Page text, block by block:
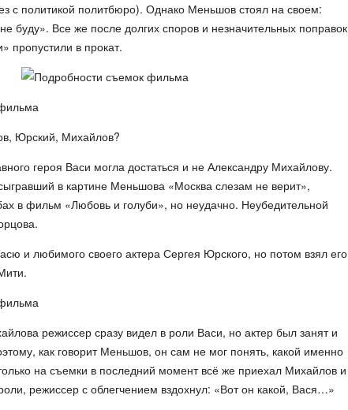
с политикой политбюро). Однако Меньшов стоял на своем:
буду». Все же после долгих споров и незначительных поправок
пропустили в прокат.
Юрский, Михайлов?
героя Васи могла достаться и не Александру Михайлову.
в картине Меньшова «Москва слезам не верит»,
в фильм «Любовь и голуби», но неудачно. Неубедительной
и любимого своего актера Сергея Юрского, но потом взял его
режиссер сразу видел в роли Васи, но актер был занят и
как говорит Меньшов, он сам не мог понять, какой именно
на съемки в последний момент всё же приехал Михайлов и
режиссер с облегчением вздохнул: «Вот он какой, Вася…»